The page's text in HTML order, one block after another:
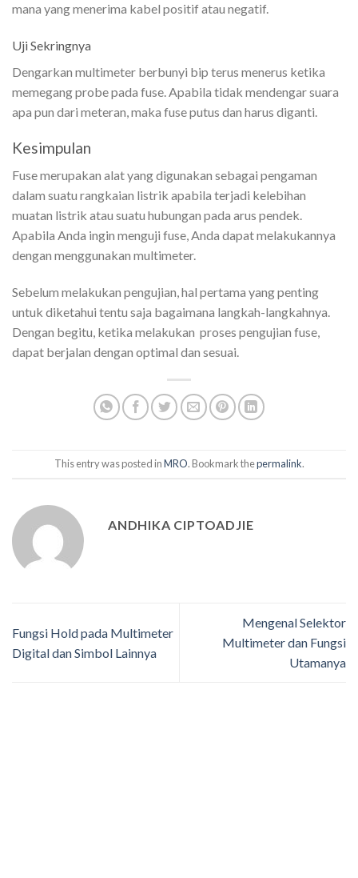
mana yang menerima kabel positif atau negatif.
Uji Sekringnya
Dengarkan multimeter berbunyi bip terus menerus ketika
memegang probe pada fuse. Apabila tidak mendengar suara
apa pun dari meteran, maka fuse putus dan harus diganti.
Kesimpulan
Fuse merupakan alat yang digunakan sebagai pengaman
dalam suatu rangkaian listrik apabila terjadi kelebihan
muatan listrik atau suatu hubungan pada arus pendek.
Apabila Anda ingin menguji fuse, Anda dapat melakukannya
dengan menggunakan multimeter.
Sebelum melakukan pengujian, hal pertama yang penting
untuk diketahui tentu saja bagaimana langkah-langkahnya.
Dengan begitu, ketika melakukan proses pengujian fuse,
dapat berjalan dengan optimal dan sesuai.
This entry was posted inMRO. Bookmark thepermalink.
ANDHIKA CIPTOADJIE
Fungsi Hold pada Multimeter
Digital dan Simbol Lainnya
Mengenal Selektor
Multimeter dan Fungsi
Utamanya